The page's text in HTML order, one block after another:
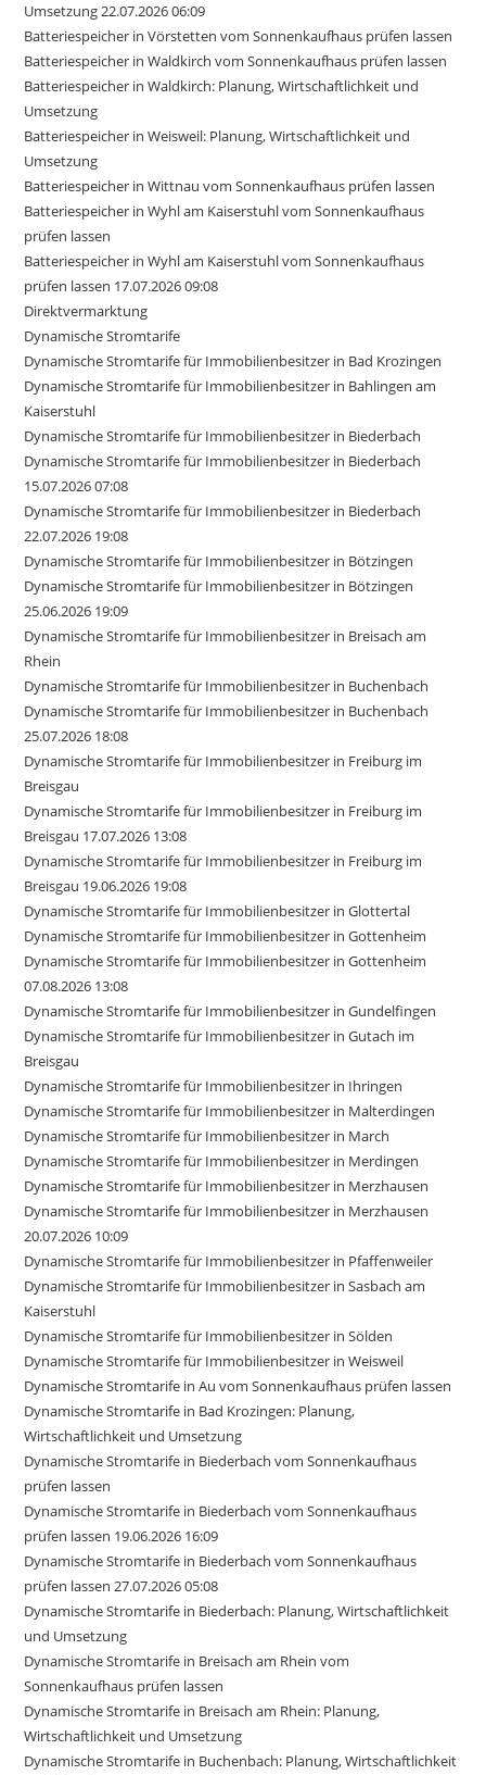
Umsetzung 22.07.2026 06:09
Batteriespeicher in Vörstetten vom Sonnenkaufhaus prüfen lassen
Batteriespeicher in Waldkirch vom Sonnenkaufhaus prüfen lassen
Batteriespeicher in Waldkirch: Planung, Wirtschaftlichkeit und
Umsetzung
Batteriespeicher in Weisweil: Planung, Wirtschaftlichkeit und
Umsetzung
Batteriespeicher in Wittnau vom Sonnenkaufhaus prüfen lassen
Batteriespeicher in Wyhl am Kaiserstuhl vom Sonnenkaufhaus
prüfen lassen
Batteriespeicher in Wyhl am Kaiserstuhl vom Sonnenkaufhaus
prüfen lassen 17.07.2026 09:08
Direktvermarktung
Dynamische Stromtarife
Dynamische Stromtarife für Immobilienbesitzer in Bad Krozingen
Dynamische Stromtarife für Immobilienbesitzer in Bahlingen am
Kaiserstuhl
Dynamische Stromtarife für Immobilienbesitzer in Biederbach
Dynamische Stromtarife für Immobilienbesitzer in Biederbach
15.07.2026 07:08
Dynamische Stromtarife für Immobilienbesitzer in Biederbach
22.07.2026 19:08
Dynamische Stromtarife für Immobilienbesitzer in Bötzingen
Dynamische Stromtarife für Immobilienbesitzer in Bötzingen
25.06.2026 19:09
Dynamische Stromtarife für Immobilienbesitzer in Breisach am
Rhein
Dynamische Stromtarife für Immobilienbesitzer in Buchenbach
Dynamische Stromtarife für Immobilienbesitzer in Buchenbach
25.07.2026 18:08
Dynamische Stromtarife für Immobilienbesitzer in Freiburg im
Breisgau
Dynamische Stromtarife für Immobilienbesitzer in Freiburg im
Breisgau 17.07.2026 13:08
Dynamische Stromtarife für Immobilienbesitzer in Freiburg im
Breisgau 19.06.2026 19:08
Dynamische Stromtarife für Immobilienbesitzer in Glottertal
Dynamische Stromtarife für Immobilienbesitzer in Gottenheim
Dynamische Stromtarife für Immobilienbesitzer in Gottenheim
07.08.2026 13:08
Dynamische Stromtarife für Immobilienbesitzer in Gundelfingen
Dynamische Stromtarife für Immobilienbesitzer in Gutach im
Breisgau
Dynamische Stromtarife für Immobilienbesitzer in Ihringen
Dynamische Stromtarife für Immobilienbesitzer in Malterdingen
Dynamische Stromtarife für Immobilienbesitzer in March
Dynamische Stromtarife für Immobilienbesitzer in Merdingen
Dynamische Stromtarife für Immobilienbesitzer in Merzhausen
Dynamische Stromtarife für Immobilienbesitzer in Merzhausen
20.07.2026 10:09
Dynamische Stromtarife für Immobilienbesitzer in Pfaffenweiler
Dynamische Stromtarife für Immobilienbesitzer in Sasbach am
Kaiserstuhl
Dynamische Stromtarife für Immobilienbesitzer in Sölden
Dynamische Stromtarife für Immobilienbesitzer in Weisweil
Dynamische Stromtarife in Au vom Sonnenkaufhaus prüfen lassen
Dynamische Stromtarife in Bad Krozingen: Planung,
Wirtschaftlichkeit und Umsetzung
Dynamische Stromtarife in Biederbach vom Sonnenkaufhaus
prüfen lassen
Dynamische Stromtarife in Biederbach vom Sonnenkaufhaus
prüfen lassen 19.06.2026 16:09
Dynamische Stromtarife in Biederbach vom Sonnenkaufhaus
prüfen lassen 27.07.2026 05:08
Dynamische Stromtarife in Biederbach: Planung, Wirtschaftlichkeit
und Umsetzung
Dynamische Stromtarife in Breisach am Rhein vom
Sonnenkaufhaus prüfen lassen
Dynamische Stromtarife in Breisach am Rhein: Planung,
Wirtschaftlichkeit und Umsetzung
Dynamische Stromtarife in Buchenbach: Planung, Wirtschaftlichkeit